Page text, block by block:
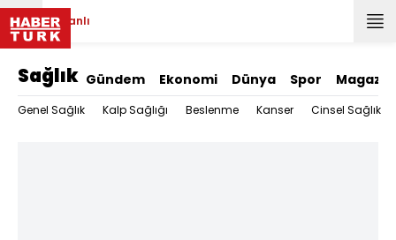
Canlı
Sağlık Gündem Ekonomi Dünya Spor Magazin
Genel Sağlık Kalp Sağlığı Beslenme Kanser Cinsel Sağlık